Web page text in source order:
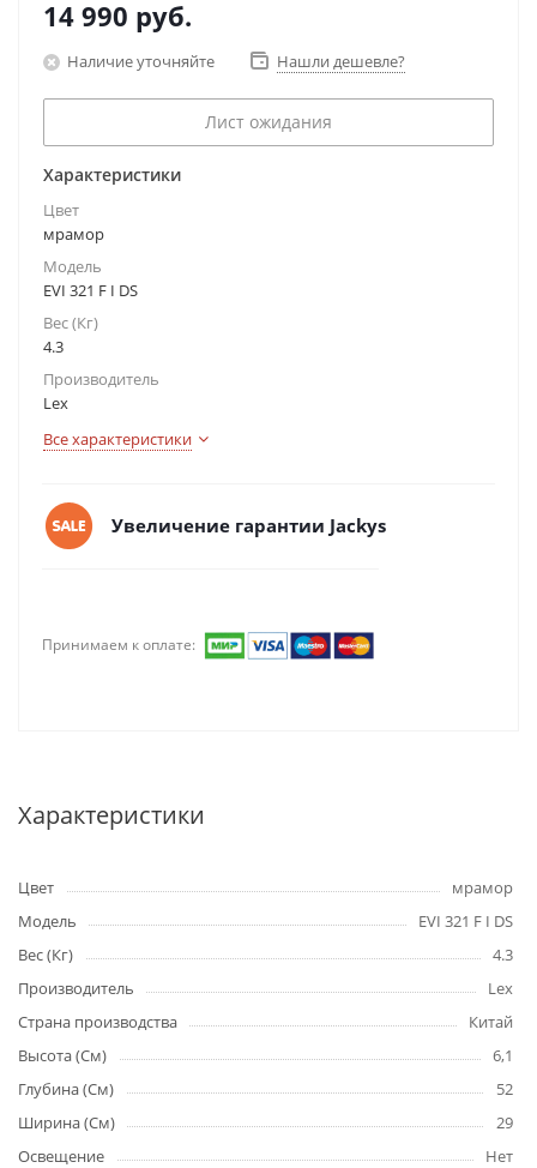
14 990 руб.
Наличие уточняйте Нашли дешевле?
Лист ожидания
Характеристики
Цвет
мрамор
Модель
EVI 321 F I DS
Вес (Кг)
4.3
Производитель
Lex
Все характеристики
Увеличение гарантии Jackys
Принимаем к оплате:
Характеристики
Цвет
мрамор
Модель
EVI 321 F I DS
Вес (Кг)
4.3
Производитель
Lex
Страна производства
Китай
Высота (См)
6,1
Глубина (См)
52
Ширина (См)
29
Освещение
Нет